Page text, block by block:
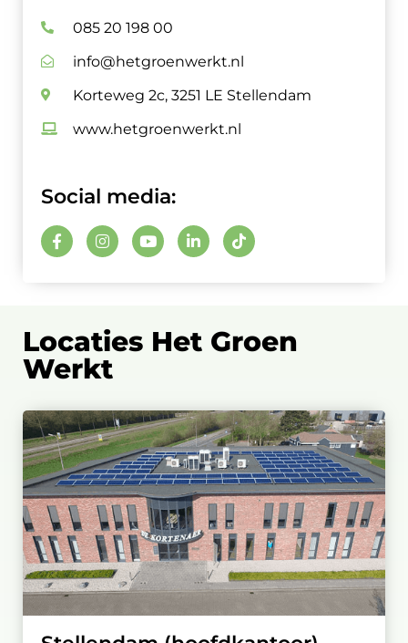
085 20 198 00
info@hetgroenwerkt.nl
Korteweg 2c, 3251 LE Stellendam
www.hetgroenwerkt.nl
Social media:
Locaties Het Groen
Werkt